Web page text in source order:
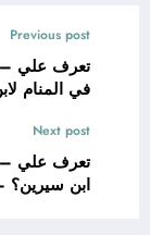
Previous post
تعرف علي –
في المنام
Next post
تعرف علي –
ابن سيرين؟